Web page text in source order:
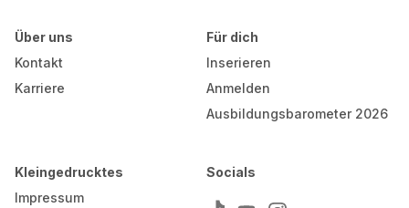
Über uns
Kontakt
Karriere
Für dich
Inserieren
Anmelden
Ausbildungsbarometer 2026
Kleingedrucktes
Impressum
Socials